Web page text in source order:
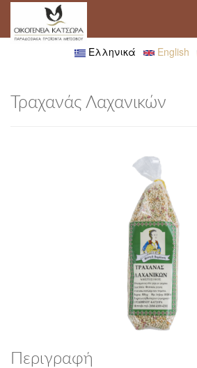
Παράκαμψη προς το κυρίως περιεχόμενο
Ελληνικά English
Τραχανάς Λαχανικών
Περιγραφή